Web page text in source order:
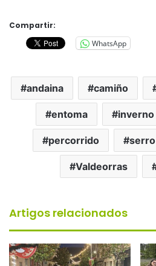
Compartir:
WhatsApp
andaina camiño
entoma inverno
percorrido serro
Valdeorras
Artigos relacionados